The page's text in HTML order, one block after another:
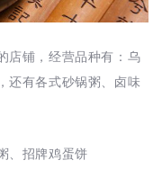
店铺，经营品种有：乌
还有各式砂锅粥、卤味
、招牌鸡蛋饼